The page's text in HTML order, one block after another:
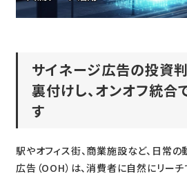
サイネージ広告の投資
裏付けし、オンオフ統合
す
駅やオフィス街、商業施設など、日常
広告（OOH）は、消費者に自然にリー